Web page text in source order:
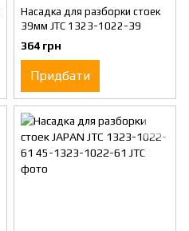
Насадка для разборки стоек
39мм JTC 1323-1022-39
364 грн
Придбати